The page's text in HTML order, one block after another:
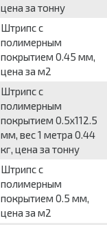
цена за тонну
Штрипс с
полимерным
покрытием 0.45 мм,
цена за м2
Штрипс с
полимерным
покрытием 0.5x112.5
мм, вес 1 метра 0.44
кг, цена за тонну
Штрипс с
полимерным
покрытием 0.5 мм,
цена за м2